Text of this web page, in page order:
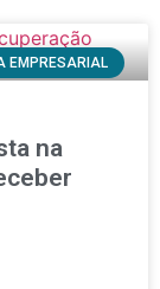
EMPRESARIAL
na